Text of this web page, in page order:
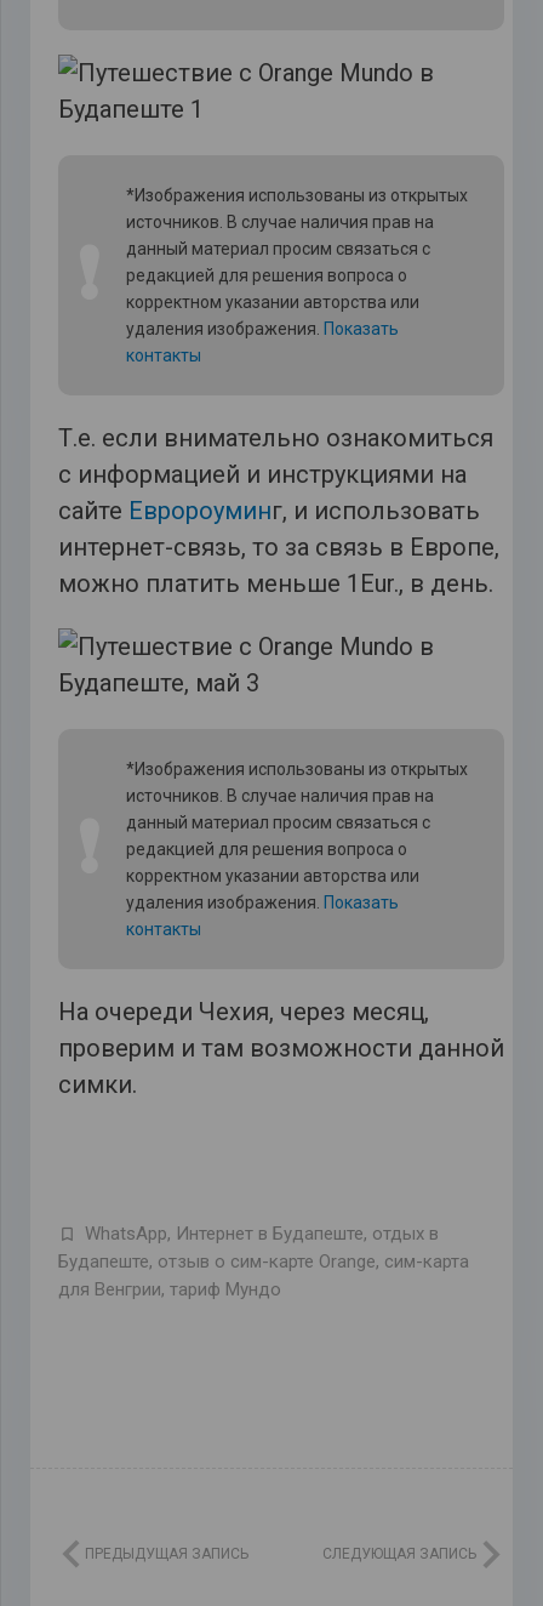
*Изображения использованы из открытых
источников. В случае наличия прав на
данный материал просим связаться с
редакцией для решения вопроса о
корректном указании авторства или
удаления изображения. Показать
контакты
Т.е. если внимательно ознакомиться
с информацией и инструкциями на
сайте Евророуминг, и использовать
интернет-связь, то за связь в Европе,
можно платить меньше 1Eur., в день.
*Изображения использованы из открытых
источников. В случае наличия прав на
данный материал просим связаться с
редакцией для решения вопроса о
корректном указании авторства или
удаления изображения. Показать
контакты
На очереди Чехия, через месяц,
проверим и там возможности данной
симки.
WhatsApp, Интернет в Будапеште, отдых в
Будапеште, отзыв о сим-карте Orange, сим-карта
для Венгрии, тариф Мундо
ПРЕДЫДУЩАЯ ЗАПИСЬ СЛЕДУЮЩАЯ ЗАПИСЬ